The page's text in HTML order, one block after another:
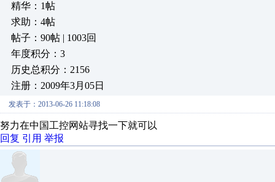
精华：1帖
求助：4帖
帖子：90帖 | 1003回
年度积分：3
历史总积分：2156
注册：2009年3月05日
发表于：2013-06-26 11:18:08
努力在中国工控网站寻找一下就可以
回复 引用 举报